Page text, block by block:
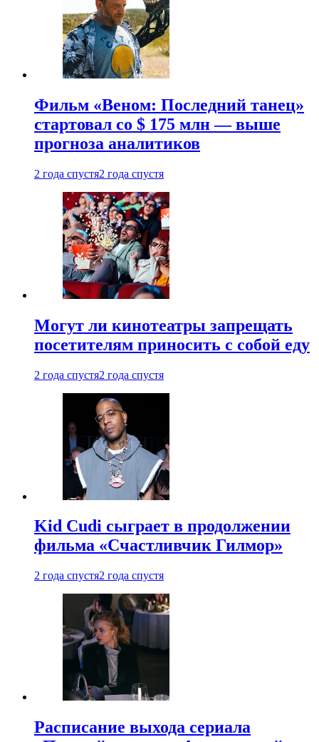
Фильм «Веном: Последний танец»
стартовал со $ 175 млн — выше
прогноза аналитиков
2 года спустя2 года спустя
Могут ли кинотеатры запрещать
посетителям приносить с собой еду
2 года спустя2 года спустя
Kid Cudi сыграет в продолжении
фильма «Счастливчик Гилмор»
2 года спустя2 года спустя
Расписание выхода сериала